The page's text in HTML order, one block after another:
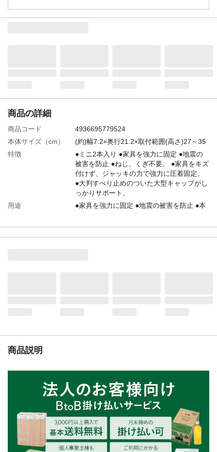
商品の詳細
商品コード
4936695779524
本体サイズ（cm）
(約)幅7.2×奥行21.2×取付範囲(高さ)27～35
特徴
●ミニ2本入り ●家具を強力に固定 ●地震の
被害を防止 ●ねじ、くぎ不要。 ●家具をキズ
付けず、ジャッキの力で強力に圧着固定。
●大判すべり止めのついた大型キャップがし
っかりサポート。
用途
●家具を強力に固定 ●地震の被害を防止 ●本
商品説明
●ねじ、くぎ不要の突ばり固定式。 ●家具を
に天井いっぱいまで持ち上げた状態にし、
●鉄パイプ/エポキシ樹脂粉体塗装 ●ねじ類/
メッキ仕上げ
重量
梱包重量(約)860g
商品説明